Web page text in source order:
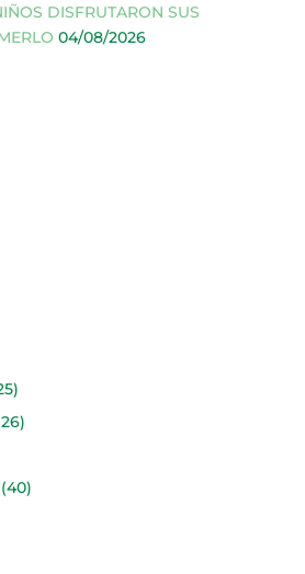
DISFRUTARON SUS
04/08/2026